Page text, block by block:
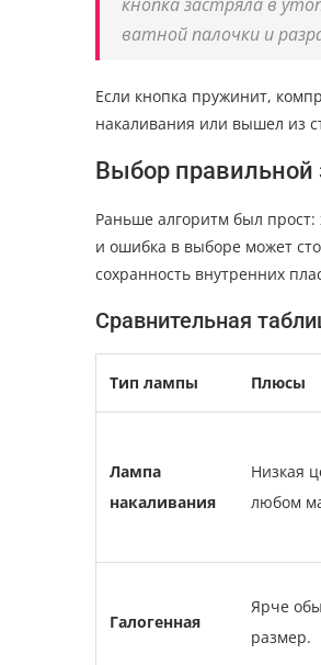
ватной палочки и
Если кнопка пружинит,
накаливания или вышел из
Выбор
Раньше алгоритм был прост:
и ошибка в выборе может
сохранность внутренних
Сравнительная
Тип лампы Плюсы
Лампа
накаливания
Низкая
любом
Галогенная
Ярче
размер.